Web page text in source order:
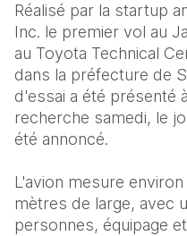
Réalisé par la startup
Inc. le premier vol au
au Toyota Technical
dans la préfecture de
d'essai a été présenté
recherche samedi, le
été annoncé.
L'avion mesure
mètres de large, avec
personnes, équipage